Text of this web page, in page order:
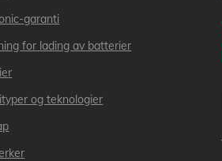
garanti
for lading av batterier
og teknologier